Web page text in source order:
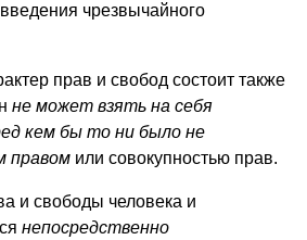
чрезвычайного
прав и свобод состоит также
не может взять на себя
кем бы то ни было не
правом или совокупностью прав.
и свободы человека и
непосредственно